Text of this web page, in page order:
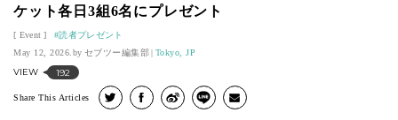
ケット各日3組6名にプレゼント
Event
読者プレゼント
May 12, 2026.
セブツー編集部 Tokyo, JP
VIEW 192
Share This Articles